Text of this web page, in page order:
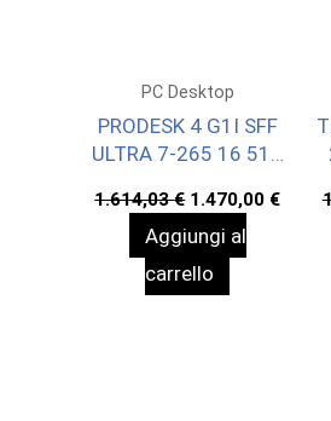
PC Desktop
PRODESK 4 G1I SFF
ULTRA 7-265 16 512
1.614,03€ Il
prezzo
originale
1.614,03 €.
1.470,00 €Il
Aggiungi al
carrello